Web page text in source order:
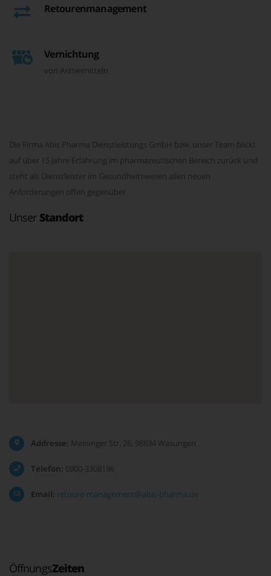
Retourenmanagement
Vernichtung
von Arzneimitteln
Die Firma Abis Pharma Dienstleistungs GmbH bzw. unser Team blickt
auf über 15 Jahre Erfahrung im pharmazeutischen Bereich zurück und
steht als Dienstleister im Gesundheitswesen allen neuen
Anforderungen offen gegenüber.
Unser Standort
Addresse: Meininger Str. 26, 98634 Wasungen
Telefon: 0800-3308196
Email: retoure-management@abis-pharma.de
ÖffnungsZeiten